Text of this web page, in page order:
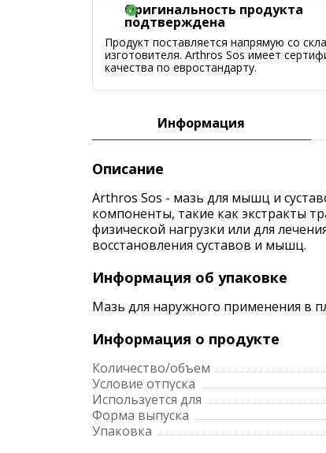
Оригинальность продукта
подтверждена
Продукт поставляется напрямую со
изготовителя. Arthros Sos имеет
качества по евростандарту.
Информация
Описание
Arthros Sos - мазь для мышц и
компоненты, такие как экстракты
физической нагрузки или для
восстановления суставов и мышц.
Информация об упаковке
Мазь для наружного применения в
Информация о продукте
Количество/объем
Условие отпуска
Используется для
Форма выпуска
Упаковка